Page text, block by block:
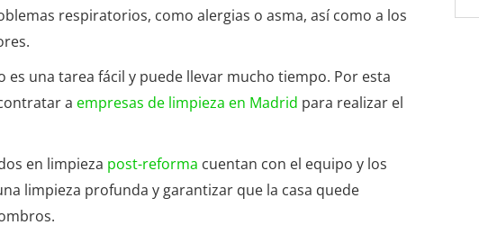
respiratorios, como alergias o asma, así como a los
es una tarea fácil y puede llevar mucho tiempo. Por esta
a empresas de limpieza en Madrid para realizar el
en limpieza post-reforma cuentan con el equipo y los
limpieza profunda y garantizar que la casa quede